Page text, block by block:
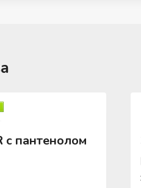
пантенолом